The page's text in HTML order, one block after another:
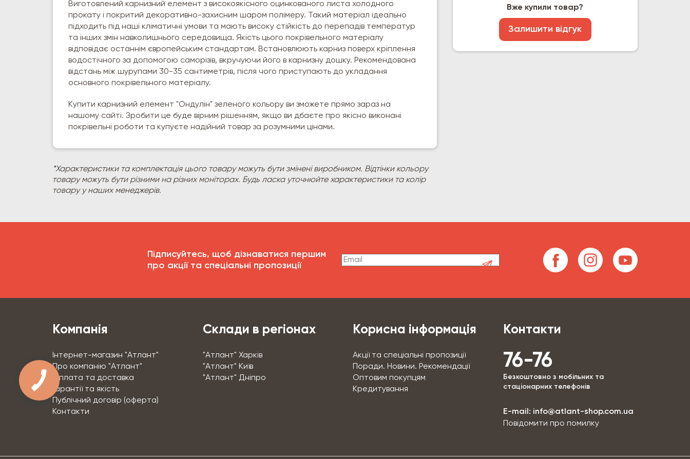
Виготовлений карнизний елемент з високоякісного оцинкованого листа холодного
прокату і покритий декоративно-захисним шаром полімеру. Такий матеріал ідеально
підходить під наші кліматичні умови та мають високу стійкість до перепадів температур
та інших змін навколишнього середовища. Якість цього покрівельного матеріалу
відповідає останнім європейським стандартам. Встановлюють карниз поверх кріплення
водостічного за допомогою саморізів, вкручуючи його в карнизну дошку. Рекомендована
відстань між шурупами 30-35 сантиметрів, після чого приступають до укладання
основного покрівельного матеріалу.
Купити карнизний елемент "Ондулін" зеленого кольору ви зможете прямо зараз на
нашому сайті. Зробити це буде вірним рішенням, якщо ви дбаєте про якісно виконані
покрівельні роботи та купуєте надійний товар за розумними цінами.
*Характеристики та комплектація цього товару можуть бути змінені виробником. Відтінки кольору
товару можуть бути різними на різних моніторах. Будь ласка уточнюйте характеристики та колір
товару у наших менеджерів.
Вже купили товар?
Залишити відгук
Підписуйтесь, щоб дізнаватися першим
про акції та спеціальні пропозиції
Компанія
Інтернет-магазин "Атлант"
Про компанію "Атлант"
Оплата та доставка
Гарантії та якість
Публічний договір (оферта)
Контакти
Склади в регіонах
"Атлант" Харків
"Атлант" Київ
"Атлант" Дніпро
Корисна інформація
Акції та спеціальні пропозиції
Поради. Новини. Рекомендації
Оптовим покупцям
Кредитування
Контакти
76-76
Безкоштовно з мобільних та
стаціонарних телефонів
E-mail: info@atlant-shop.com.ua
Повідомити про помилку
КНОПКА
СВЯЗИ